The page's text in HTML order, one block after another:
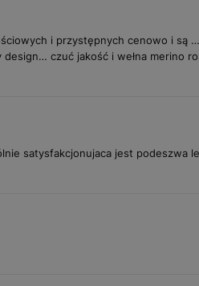
i przystępnych cenowo i są
czuć jakość i wełna merino
satysfakcjonujaca jest podeszwa